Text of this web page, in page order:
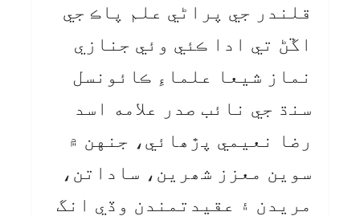
قلندر جي پراڻي علم پاڪ جي
اڱڻ تي ادا ڪئي وئي جنازي
نماز شيعا علماءِ ڪائونسل
سنڌ جي نائب صدر علامه اسد
رضا نعيمي پڙھائي، جنهن ۾
سوين معزز شھرين، ساداتن،
مريدن ۽ عقيدتمندن وڏي انگ